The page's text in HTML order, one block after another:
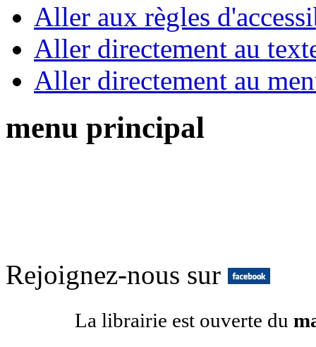
Aller aux règles
Aller directement au
Aller directement au
menu principal
Rejoignez-nous sur
La librairie est ouverte du